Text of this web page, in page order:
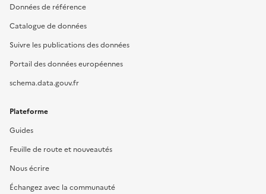
Données de référence
Catalogue de données
Suivre les publications des données
Portail des données européennes
schema.data.gouv.fr
Plateforme
Guides
Feuille de route et nouveautés
Nous écrire
Échangez avec la communauté